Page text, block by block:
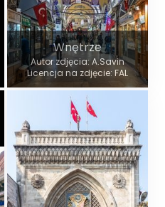
Wnętrze
Autor zdjęcia: A.Savin
Licencja na zdjęcie: FAL